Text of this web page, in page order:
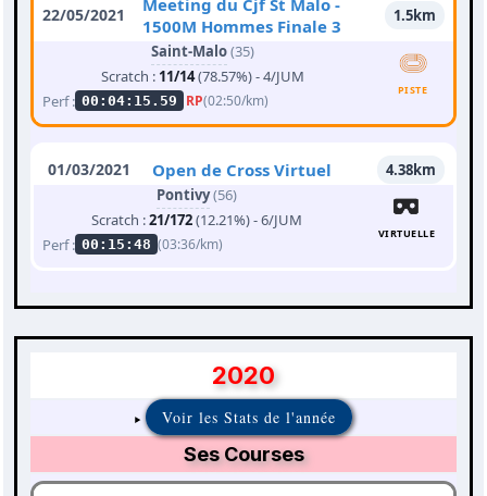
22/05/2021
Meeting du Cjf St Malo -
1500M Hommes Finale 3
1.5km
Saint-Malo(35)
Scratch : 11/14(78.57%) - 4/JUM
Perf : 00:04:15.59 RP(02:50/km)
PISTE
01/03/2021 Open de Cross Virtuel
4.38km
Pontivy(56)
Scratch :21/172(12.21%) - 6/JUM
Perf : 00:15:48 (03:36/km)
VIRTUELLE
2020
Voir les Stats de l'année
Ses Courses